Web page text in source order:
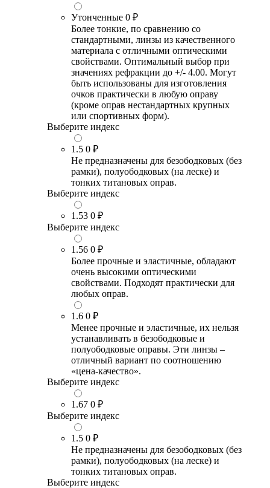
Утонченные 0 ₽
Более тонкие, по сравнению со
стандартными, линзы из качественного
материала с отличными оптическими
свойствами. Оптимальный выбор при
значениях рефракции до +/- 4.00. Могут
быть использованы для изготовления
очков практически в любую оправу
(кроме оправ нестандартных крупных
или спортивных форм).
Выберите индекс
1.5 0 ₽
Не предназначены для безободковых (без
рамки), полуободковых (на леске) и
тонких титановых оправ.
Выберите индекс
1.53 0 ₽
Выберите индекс
1.56 0 ₽
Более прочные и эластичные, обладают
очень высокими оптическими
свойствами. Подходят практически для
любых оправ.
1.6 0 ₽
Менее прочные и эластичные, их нельзя
устанавливать в безободковые и
полуободковые оправы. Эти линзы –
отличный вариант по соотношению
«цена-качество».
Выберите индекс
1.67 0 ₽
Выберите индекс
1.5 0 ₽
Не предназначены для безободковых (без
рамки), полуободковых (на леске) и
тонких титановых оправ.
Выберите индекс